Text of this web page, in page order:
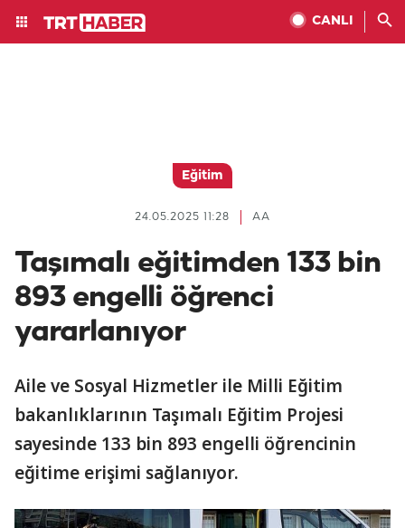
CANLI
Eğitim
AA
24.05.2025 11:28
Taşımalı eğitimden 133 bin
893 engelli öğrenci
yararlanıyor
Aile ve Sosyal Hizmetler ile Milli Eğitim
bakanlıklarının Taşımalı Eğitim Projesi
sayesinde 133 bin 893 engelli öğrencinin
eğitime erişimi sağlanıyor.